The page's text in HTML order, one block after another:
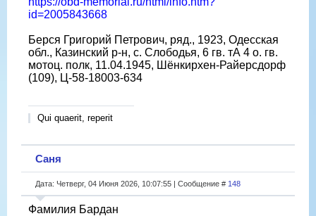
id=2005843668
Берся Григорий Петрович, ряд., 1923, Одесская
обл., Казинский р-н, с. Слободья, 6 гв. тА 4 о. гв.
мотоц. полк, 11.04.1945, Шёнкирхен-Райерсдорф
(109), Ц-58-18003-634
Qui quaerit, reperit
Саня
Дата: Четверг, 04 Июня 2026, 10:07:55 | Сообщение # 148
Фамилия Бардан